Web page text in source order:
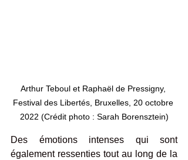
Arthur Teboul et Raphaël de Pressigny,
Festival des Libertés, Bruxelles, 20 octobre
2022 (Crédit photo : Sarah Borensztein)
Des émotions intenses qui sont
également ressenties tout au long de la